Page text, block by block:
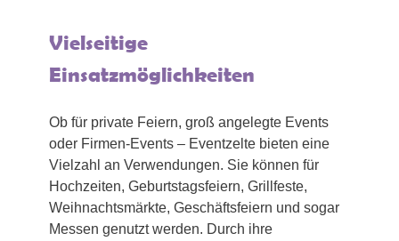
Vielseitige
Einsatzmöglichkeiten
Ob für private Feiern, groß angelegte Events
oder Firmen-Events – Eventzelte bieten eine
Vielzahl an Verwendungen. Sie können für
Hochzeiten, Geburtstagsfeiern, Grillfeste,
Weihnachtsmärkte, Geschäftsfeiern und sogar
Messen genutzt werden. Durch ihre